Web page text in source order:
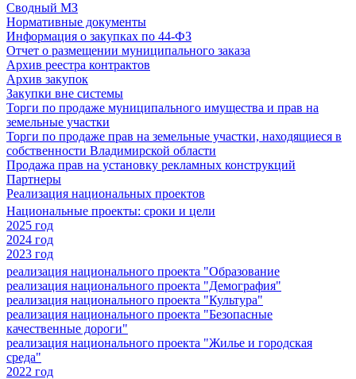
Сводный МЗ
Нормативные документы
Информация о закупках по 44-ФЗ
Отчет о размещении муниципального заказа
Архив реестра контрактов
Архив закупок
Закупки вне системы
Торги по продаже муниципального имущества и прав на
земельные участки
Торги по продаже прав на земельные участки, находящиеся в
собственности Владимирской области
Продажа прав на установку рекламных конструкций
Партнеры
Реализация национальных проектов
Национальные проекты: сроки и цели
2025 год
2024 год
2023 год
реализация национального проекта "Образование
реализация национального проекта "Демография"
реализация национального проекта "Культура"
реализация национального проекта "Безопасные
качественные дороги"
реализация национального проекта "Жилье и городская
среда"
2022 год